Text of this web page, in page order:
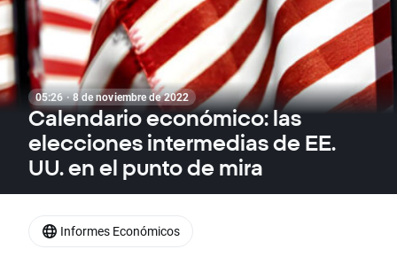
05:26 · 8 de noviembre de 2022
Calendario económico: las
elecciones intermedias de EE.
UU. en el punto de mira
Informes Económicos